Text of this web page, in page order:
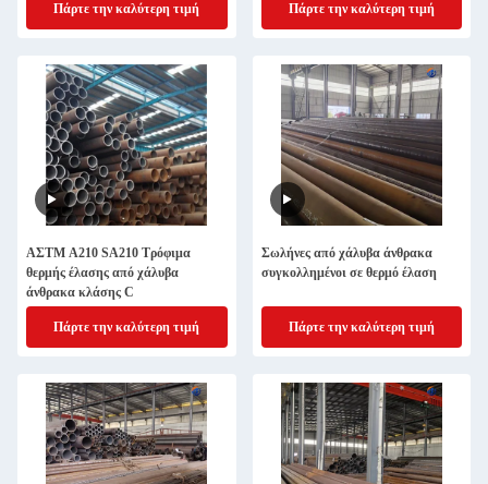
Πάρτε την καλύτερη τιμή Πάρτε την καλύτερη τιμή
ΑΣTM A210 SA210 Τρόφιμα
θερμής έλασης από χάλυβα
άνθρακα κλάσης C
Πάρτε την καλύτερη τιμή
Σωλήνες από χάλυβα άνθρακα
συγκολλημένοι σε θερμό έλαση
Πάρτε την καλύτερη τιμή